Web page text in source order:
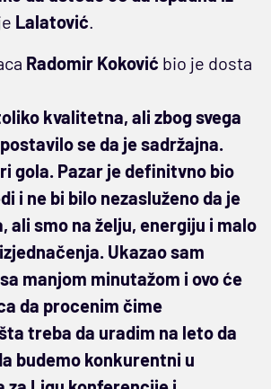
Lalatović.
Radomir Koković bio je dosta
kvalitetna, ali zbog svega
se da je sadržajna.
gola. Pazar je definitvno bio
i ne bi bilo nezasluženo da je
ali smo na želju, energiju i malo
Ukazao sam
manjom minutažom i ovo će
da procenim čime
treba da uradim na leto da
budemo konkurentni u